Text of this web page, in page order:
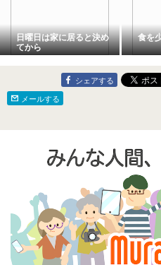
日曜日は家に居ると決め
てから
食を
シェアする
メールする